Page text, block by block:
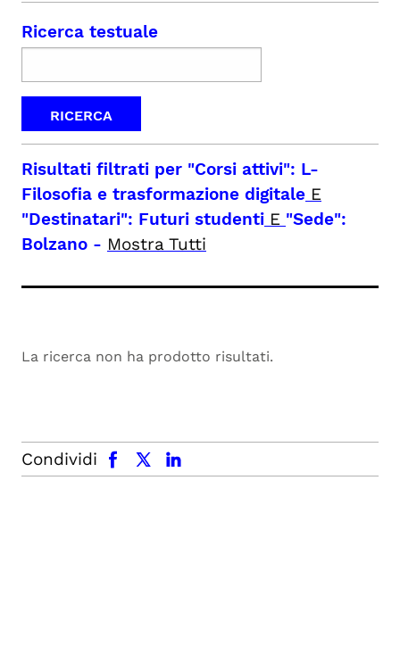
Ricerca testuale
Risultati filtrati per "Corsi attivi": L-
Filosofia e trasformazione digitale E
"Destinatari": Futuri studenti E "Sede":
Bolzano - Mostra Tutti
La ricerca non ha prodotto risultati.
Condividi
facebook x.com linkedin